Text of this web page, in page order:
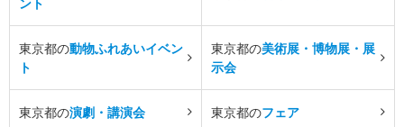
東京都の動物ふれあいイベン
ト
東京都の美術展・博物展・展
示会
東京都の演劇・講演会 東京都のフェア